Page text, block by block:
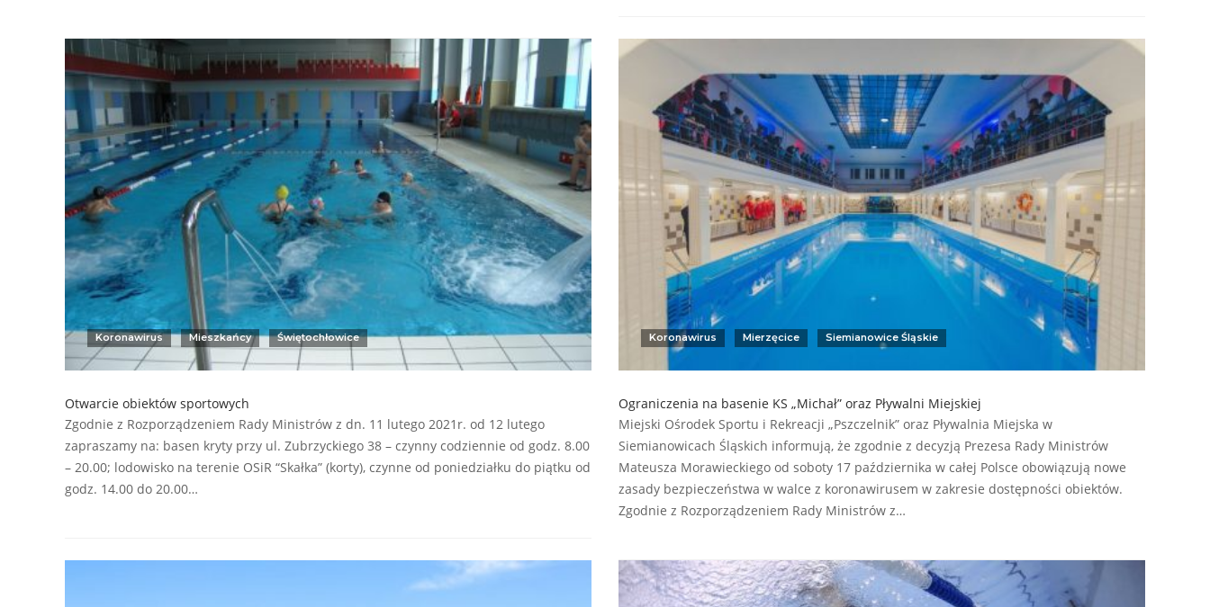
Koronawirus Mieszkańcy Świętochłowice
Otwarcie obiektów sportowych
Zgodnie z Rozporządzeniem Rady Ministrów z dn. 11 lutego 2021r. od 12 lutego
zapraszamy na: basen kryty przy ul. Zubrzyckiego 38 – czynny codziennie od godz. 8.00
– 20.00; lodowisko na terenie OSiR “Skałka” (korty), czynne od poniedziałku do piątku od
godz. 14.00 do 20.00…
Koronawirus Mierzęcice Siemianowice Śląskie
Ograniczenia na basenie KS „Michał” oraz Pływalni Miejskiej
Miejski Ośrodek Sportu i Rekreacji „Pszczelnik” oraz Pływalnia Miejska w
Siemianowicach Śląskich informują, że zgodnie z decyzją Prezesa Rady Ministrów
Mateusza Morawieckiego od soboty 17 października w całej Polsce obowiązują nowe
zasady bezpieczeństwa w walce z koronawirusem w zakresie dostępności obiektów.
Zgodnie z Rozporządzeniem Rady Ministrów z…